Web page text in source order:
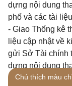
dựng nội dung
phố và các tài
- Giao Thống kê
liệu cập nhật về
gửi Sở Tài chính
dựng nội dung
phố và các tài
Chú thích màu